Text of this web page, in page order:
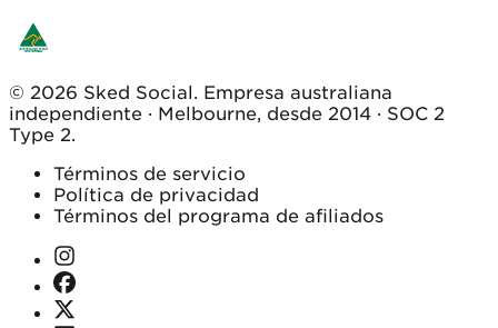
© 2026 Sked Social. Empresa australiana
independiente · Melbourne, desde 2014 · SOC 2
Type 2.
Términos de servicio
Política de privacidad
Términos del programa de afiliados